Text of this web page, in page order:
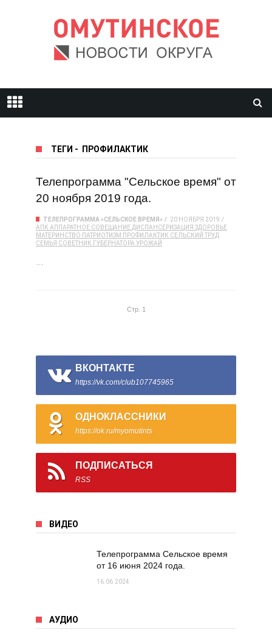
ТЕГИ - ПРОФИЛАКТИК
Телепрограмма "Сельское время" от
20 ноября 2019 года.
ТЕЛЕПРОГРАММА «СЕЛЬСКОЕ ВРЕМЯ»
20 НОЯБРЯ 2019
АПК АППАРАТНОЕ СОВЕЩАНИЕ ДИСПАНСЕРИЗАЦИЯ ЗДОРОВЬЕ
МАТЕРИНСТВО ПАТРИОТИЗМ ПРОФИЛАКТИК СЕЛЬСКИЙ ТРУД
СЕМЬЯ СОВЕТНИК ГУБЕРНАТОРА УРОЖАЙ
…
Стр. 1
ВКОНТАКТЕ
https://vk.com/club107745965
ОДНОКЛАССНИКИ
https://ok.ru/myomutints
ПОДПИСАТЬСЯ
RSS
ВИДЕО
Телепрограмма Сельское время
от 16 июня 2024 года.
16.06.2024
АУДИО